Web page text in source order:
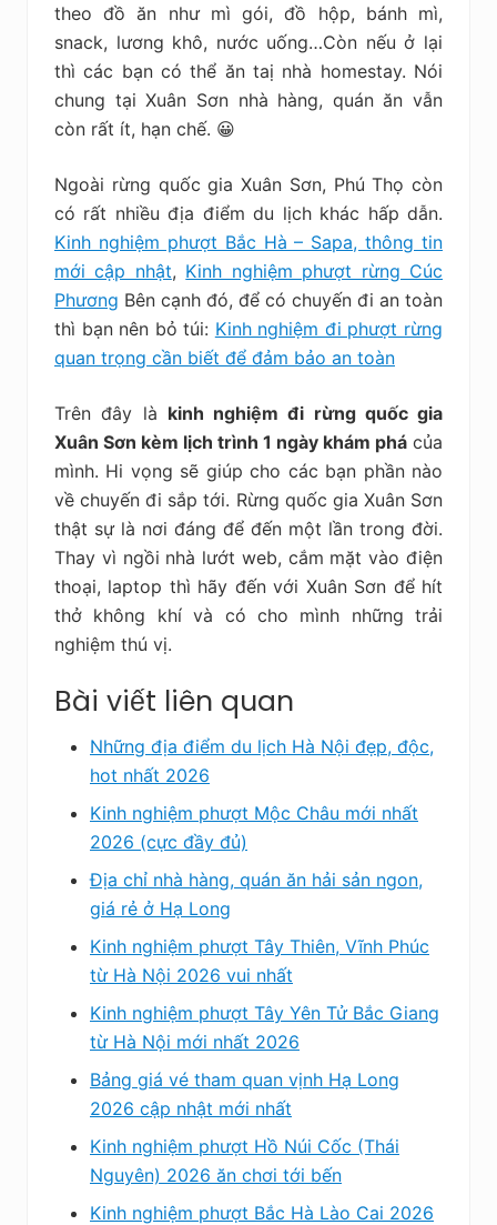
theo đồ ăn như mì gói, đồ hộp, bánh mì,
snack, lương khô, nước uống…Còn nếu ở lại
thì các bạn có thể ăn taị nhà homestay. Nói
chung tại Xuân Sơn nhà hàng, quán ăn vẫn
còn rất ít, hạn chế. 😀
Ngoài rừng quốc gia Xuân Sơn, Phú Thọ còn
có rất nhiều địa điểm du lịch khác hấp dẫn.
Kinh nghiệm phượt Bắc Hà – Sapa, thông tin
mới cập nhật, Kinh nghiệm phượt rừng Cúc
Phương Bên cạnh đó, để có chuyến đi an toàn
thì bạn nên bỏ túi: Kinh nghiệm đi phượt rừng
quan trọng cần biết để đảm bảo an toàn
Trên đây là kinh nghiệm đi rừng quốc gia
Xuân Sơn kèm lịch trình 1 ngày khám phá của
mình. Hi vọng sẽ giúp cho các bạn phần nào
về chuyến đi sắp tới. Rừng quốc gia Xuân Sơn
thật sự là nơi đáng để đến một lần trong đời.
Thay vì ngồi nhà lướt web, cắm mặt vào điện
thoại, laptop thì hãy đến với Xuân Sơn để hít
thở không khí và có cho mình những trải
nghiệm thú vị.
Bài viết liên quan
Những địa điểm du lịch Hà Nội đẹp, độc,
hot nhất 2026
Kinh nghiệm phượt Mộc Châu mới nhất
2026 (cực đầy đủ)
Địa chỉ nhà hàng, quán ăn hải sản ngon,
giá rẻ ở Hạ Long
Kinh nghiệm phượt Tây Thiên, Vĩnh Phúc
từ Hà Nội 2026 vui nhất
Kinh nghiệm phượt Tây Yên Tử Bắc Giang
từ Hà Nội mới nhất 2026
Bảng giá vé tham quan vịnh Hạ Long
2026 cập nhật mới nhất
Kinh nghiệm phượt Hồ Núi Cốc (Thái
Nguyên) 2026 ăn chơi tới bến
Kinh nghiệm phượt Bắc Hà Lào Cai 2026